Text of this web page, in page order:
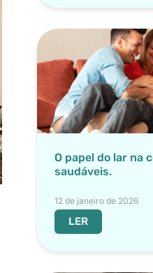
O papel do lar na
saudáveis.
12 de janeiro de 2026
LER